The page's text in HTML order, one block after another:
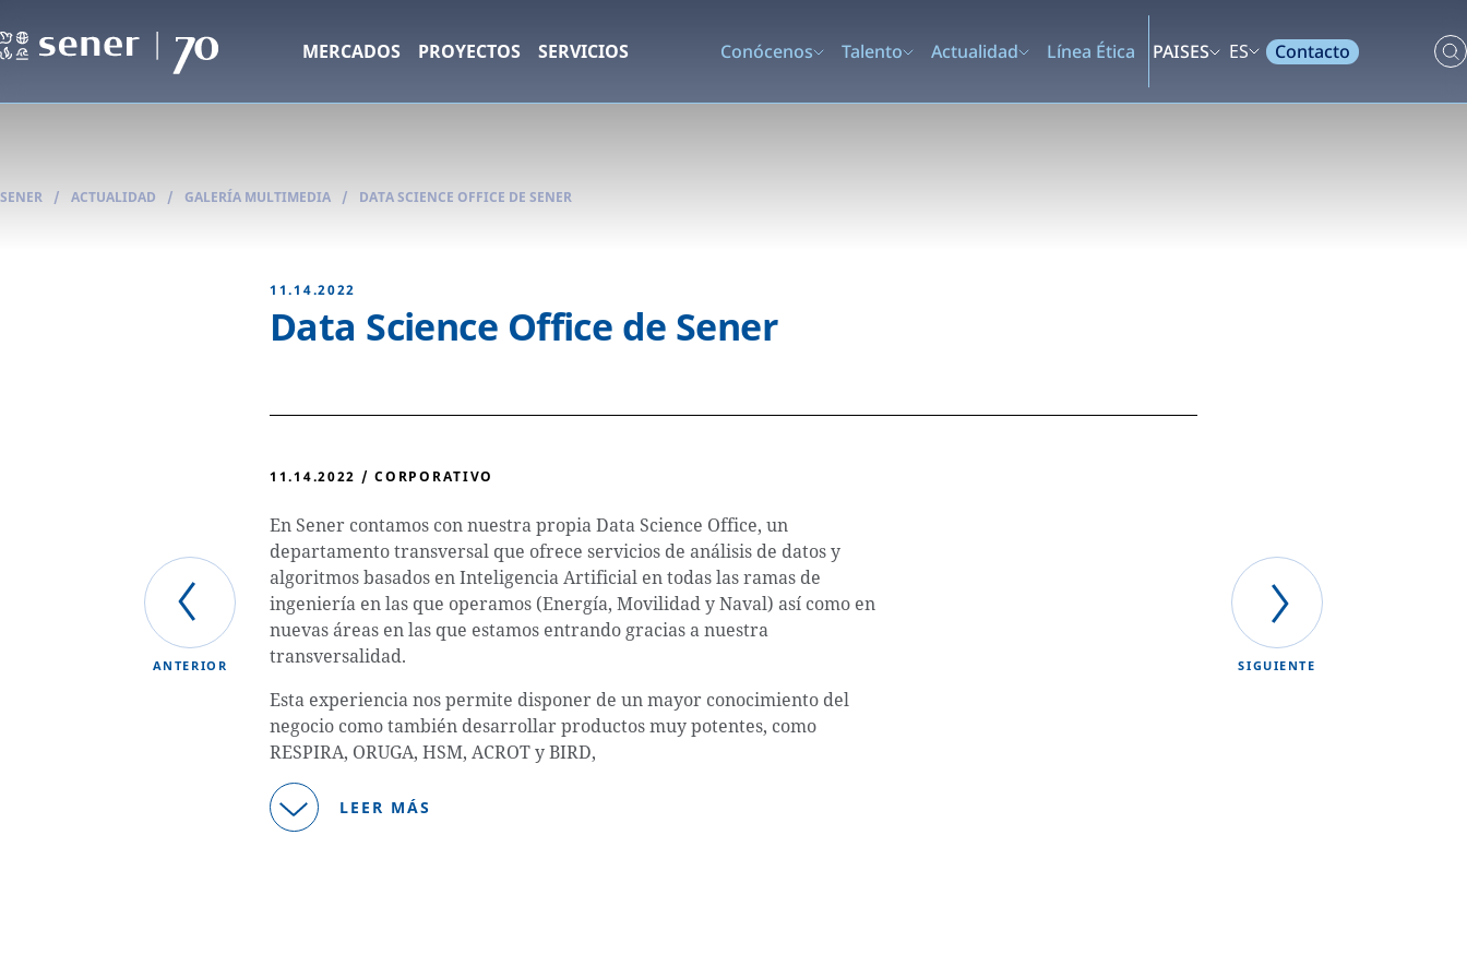
MERCADOS PROYECTOS SERVICIOS Conócenos Talento Actualidad Línea Ética PAISES ES Contacto
SENER / ACTUALIDAD / GALERÍA MULTIMEDIA / DATA SCIENCE OFFICE DE SENER
ANTERIOR
11.14.2022
Data Science Office de Sener
11.14.2022 /CORPORATIVO
En Sener contamos con nuestra propia Data Science Office, un
departamento transversal que ofrece servicios de análisis de datos y
algoritmos basados en Inteligencia Artificial en todas las ramas de
ingeniería en las que operamos (Energía, Movilidad y Naval) así como en
nuevas áreas en las que estamos entrando gracias a nuestra
transversalidad.
Esta experiencia nos permite disponer de un mayor conocimiento del
negocio como también desarrollar productos muy potentes, como
RESPIRA, ORUGA, HSM, ACROT y BIRD,
LEER MÁS
SIGUIENTE